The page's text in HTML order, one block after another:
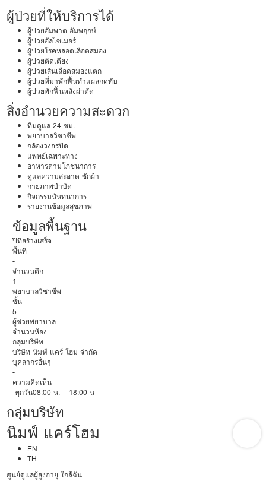
ผู้ป่วยที่ให้บริการได้
ผู้ป่วยอัมพาต อัมพฤกษ์
ผู้ป่วยอัลไซเมอร์
ผู้ป่วยโรคหลอดเลือดสมอง
ผู้ป่วยติดเตียง
ผู้ป่วยเส้นเลือดสมองแตก
ผู้ป่วยที่มาพักฟื้นทำแผลกดทับ
ผู้ป่วยพักฟื้นหลังผ่าตัด
สิ่งอำนวยความสะดวก
ทีมดูแล 24 ชม.
พยาบาลวิชาชีพ
กล้องวงจรปิด
แพทย์เฉพาะทาง
อาหารตามโภชนาการ
ดูแลความสะอาด ซักผ้า
กายภาพบำบัด
กิจกรรมนันทนาการ
รายงานข้อมูลสุขภาพ
ข้อมูลพื้นฐาน
ปีที่สร้างเสร็จ
พื้นที่
-
จำนวนตึก
1
พยาบาลวิชาชีพ
ชั้น
5
ผู้ช่วยพยาบาล
จำนวนห้อง
กลุ่มบริษัท
บริษัท นิมฟ์ แคร์ โฮม จำกัด
บุคลากรอื่นๆ
-
ความคิดเห็น
-ทุกวัน08:00 น. – 18:00 น
กลุ่มบริษัท
นิมฟ์ แคร์โฮม
EN
TH
ศูนย์ดูแลผู้สูงอายุ ใกล้ฉัน